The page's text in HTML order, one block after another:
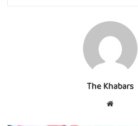
The Khabars
Website